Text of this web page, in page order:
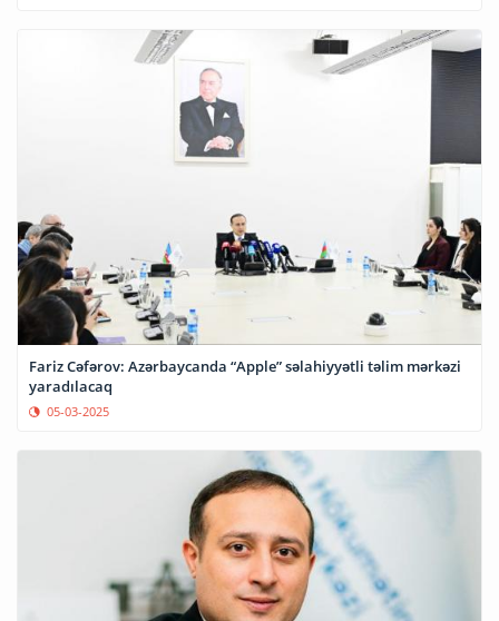
Fariz Cəfərov: Azərbaycanda “Apple” səlahiyyətli təlim mərkəzi
yaradılacaq
05-03-2025